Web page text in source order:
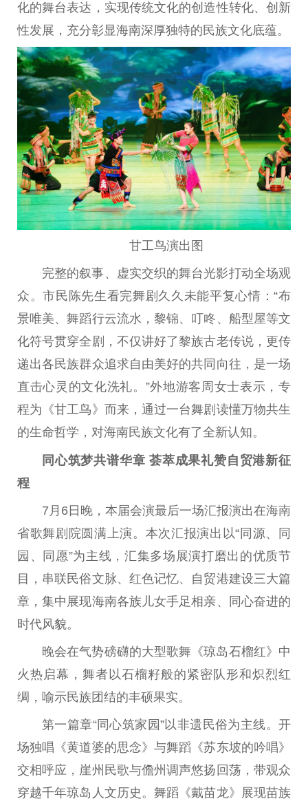
化的舞台表达，实现传统文化的创造性转化、创新
性发展，充分彰显海南深厚独特的民族文化底蕴。
甘工鸟演出图
完整的叙事、虚实交织的舞台光影打动全场观
众。市民陈先生看完舞剧久久未能平复心情：“布
景唯美、舞蹈行云流水，黎锦、叮咚、船型屋等文
化符号贯穿全剧，不仅讲好了黎族古老传说，更传
递出各民族群众追求自由美好的共同向往，是一场
直击心灵的文化洗礼。”外地游客周女士表示，专
程为《甘工鸟》而来，通过一台舞剧读懂万物共生
的生命哲学，对海南民族文化有了全新认知。
同心筑梦共谱华章 荟萃成果礼赞自贸港新征
程
7月6日晚，本届会演最后一场汇报演出在海南
省歌舞剧院圆满上演。本次汇报演出以“同源、同
园、同愿”为主线，汇集多场展演打磨出的优质节
目，串联民俗文脉、红色记忆、自贸港建设三大篇
章，集中展现海南各族儿女手足相亲、同心奋进的
时代风貌。
晚会在气势磅礴的大型歌舞《琼岛石榴红》中
火热启幕，舞者以石榴籽般的紧密队形和炽烈红
绸，喻示民族团结的丰硕果实。
第一篇章“同心筑家园”以非遗民俗为主线。开
场独唱《黄道婆的思念》与舞蹈《苏东坡的吟唱》
交相呼应，崖州民歌与儋州调声悠扬回荡，带观众
穿越千年琼岛人文历史。舞蹈《戴苗龙》展现苗族